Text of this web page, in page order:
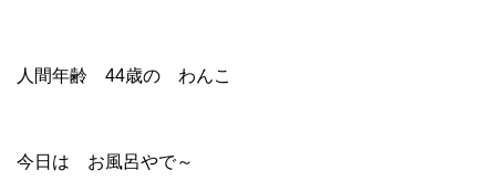
人間年齢 44歳の わんこ
今日は お風呂やで～